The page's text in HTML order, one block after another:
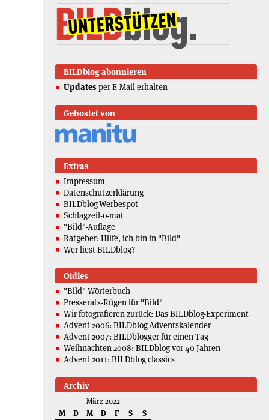
BILDblog abonnieren
Updates per E-Mail erhalten
Gehostet von
Extras
Impressum
Datenschutzerklärung
BILDblog-Werbespot
Schlagzeil-o-mat
"Bild"-Auflage
Ratgeber: Hilfe, ich bin in "Bild"
Wer liest BILDblog?
Oldies
"Bild"-Wörterbuch
Presserats-Rügen für "Bild"
Wir fotografieren zurück: Das BILDblog-Experiment
Advent 2006: BILDblog-Adventskalender
Advent 2007: BILDblogger für einen Tag
Weihnachten 2008: BILDblog vor 40 Jahren
Advent 2011: BILDblog classics
Archiv
März 2022
M
D M D F S S